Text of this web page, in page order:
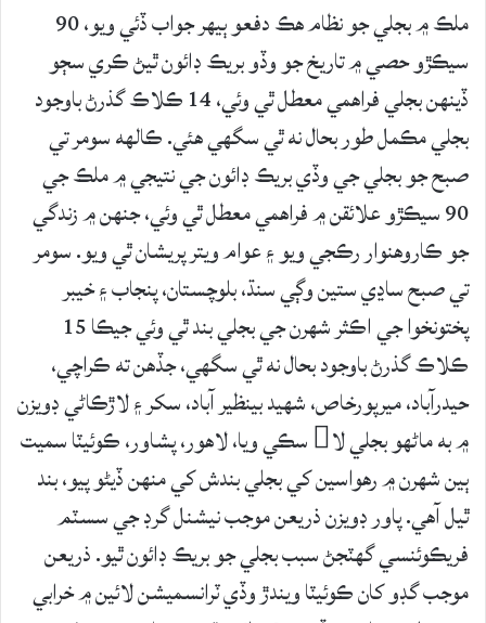
ملڪ ۾ بجلي جو نظام هڪ دفعو ٻيهر جواب ڏئي ويو، 90
سيڪڙو حصي ۾ تاريخ جو وڏو بريڪ ڊائون ٿيڻ ڪري سڄو
ڏينهن بجلي فراهمي معطل ٿي وئي، 14 ڪلاڪ گذرڻ باوجود
بجلي مڪمل طور بحال نه ٿي سگهي هئي. ڪالهه سومر تي
صبح جو بجلي جي وڏي بريڪ ڊائون جي نتيجي ۾ ملڪ جي
90 سيڪڙو علائقن ۾ فراهمي معطل ٿي وئي، جنهن ۾ زندگي
جو ڪاروهنوار رڪجي ويو ۽ عوام ويتر پريشان ٿي ويو. سومر
تي صبح ساڍي ستين وڳي سنڌ، بلوچستان، پنجاب ۽ خيبر
پختونخوا جي اڪثر شهرن جي بجلي بند ٿي وئي جيڪا 15
ڪلاڪ گذرڻ باوجود بحال نه ٿي سگهي، جڏهن ته ڪراچي،
حيدرآباد، ميرپورخاص، شهيد بينظير آباد، سکر ۽ لاڙڪاڻي ڊويزن
۾ به ماڻهو بجلي لا سڪي ويا، لاهور، پشاور، ڪوئيٽا سميت
ٻين شهرن ۾ رهواسين کي بجلي بندش کي منهن ڏيڻو پيو، بند
ٿيل آهي. پاور ڊويزن ذريعن موجب نيشنل گرڊ جي سسٽم
فريڪوئنسي گهٽجڻ سبب بجلي جو بريڪ ڊائون ٿيو. ذريعن
موجب گڊو کان ڪوئيٽا ويندڙ وڏي ٽرانسميشن لائين ۾ خرابي